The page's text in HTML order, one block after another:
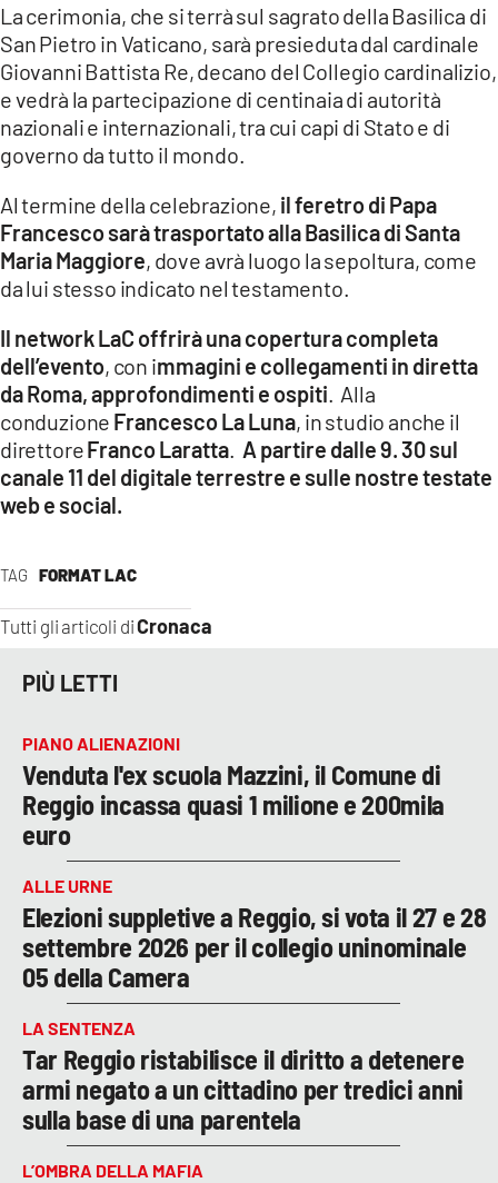
CATANZAROCHANNEL.IT
LACAPITALENEWS.IT
App
ANDROID
APPLE
TAG FORMAT LAC
Tutti gli articoli diCronaca
La cerimonia, che si terrà sul sagrato della Basilica di
San Pietro in Vaticano, sarà presieduta dal cardinale
Giovanni Battista Re, decano del Collegio cardinalizio,
e vedrà la partecipazione di centinaia di autorità
nazionali e internazionali, tra cui capi di Stato e di
governo da tutto il mondo.
Al termine della celebrazione, il feretro di Papa
Francesco sarà trasportato alla Basilica di Santa
Maria Maggiore, dove avrà luogo la sepoltura, come
da lui stesso indicato nel testamento.
Il network LaC offrirà una copertura completa
dell’evento, con immagini e collegamenti in diretta
da Roma, approfondimenti e ospiti . Alla
conduzione Francesco La Luna, in studio anche il
direttoreFranco Laratta A partire dalle 9. 30 sul
canale 11 del digitale terrestre e sulle nostre testate
web e social.
PIÙ LETTI
PIANO ALIENAZIONI
Venduta l'ex scuola Mazzini, il Comune di
Reggio incassa quasi 1 milione e 200mila
euro
ALLE URNE
Elezioni suppletive a Reggio, si vota il 27 e 28
settembre 2026 per il collegio uninominale
05 della Camera
LA SENTENZA
Tar Reggio ristabilisce il diritto a detenere
armi negato a un cittadino per tredici anni
sulla base di una parentela
L’OMBRA DELLA MAFIA